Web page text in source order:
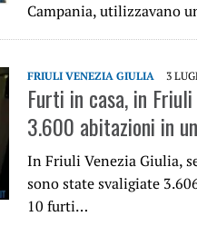
Campania, utilizzavano
FRIULI VENEZIA GIULIA 3
Furti in casa, in
3.600 abitazioni in
In Friuli Venezia Giulia,
sono state svaligiate
10 furti…